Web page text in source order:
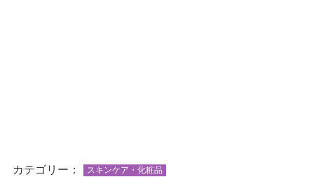
カテゴリー： スキンケア・化粧品